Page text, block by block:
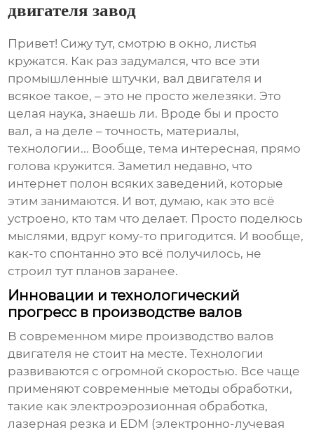
двигателя завод
Привет! Сижу тут, смотрю в окно, листья
кружатся. Как раз задумался, что все эти
промышленные штучки, вал двигателя и
всякое такое, – это не просто железяки. Это
целая наука, знаешь ли. Вроде бы и просто
вал, а на деле – точность, материалы,
технологии... Вообще, тема интересная, прямо
голова кружится. Заметил недавно, что
интернет полон всяких заведений, которые
этим занимаются. И вот, думаю, как это всё
устроено, кто там что делает. Просто поделюсь
мыслями, вдруг кому-то пригодится. И вообще,
как-то спонтанно это всё получилось, не
строил тут планов заранее.
Инновации и технологический
прогресс в производстве валов
В современном мире производство валов
двигателя не стоит на месте. Технологии
развиваются с огромной скоростью. Все чаще
применяют современные методы обработки,
такие как электроэрозионная обработка,
лазерная резка и EDM (электронно-лучевая